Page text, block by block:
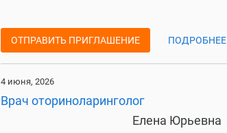
ОТПРАВИТЬ ПРИГЛАШЕНИЕ ПОДРОБНЕЕ
4 июня, 2026
Врач оториноларинголог
Елена Юрьевна